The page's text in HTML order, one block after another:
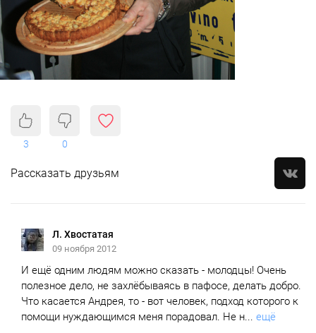
3 0
Рассказать друзьям
Л. Хвостатая
09 ноября 2012
И ещё одним людям можно сказать - молодцы! Очень
полезное дело, не захлёбываясь в пафосе, делать добро.
Что касается Андрея, то - вот человек, подход которого к
помощи нуждающимся меня порадовал. Не н... ещё